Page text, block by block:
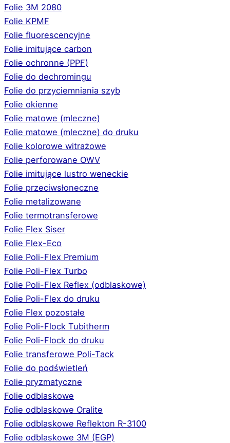
Folie 3M 2080
Folie KPMF
Folie fluorescencyjne
Folie imitujące carbon
Folie ochronne (PPF)
Folie do dechromingu
Folie do przyciemniania szyb
Folie okienne
Folie matowe (mleczne)
Folie matowe (mleczne) do druku
Folie kolorowe witrażowe
Folie perforowane OWV
Folie imitujące lustro weneckie
Folie przeciwsłoneczne
Folie metalizowane
Folie termotransferowe
Folie Flex Siser
Folie Flex-Eco
Folie Poli-Flex Premium
Folie Poli-Flex Turbo
Folie Poli-Flex Reflex (odblaskowe)
Folie Poli-Flex do druku
Folie Flex pozostałe
Folie Poli-Flock Tubitherm
Folie Poli-Flock do druku
Folie transferowe Poli-Tack
Folie do podświetleń
Folie pryzmatyczne
Folie odblaskowe
Folie odblaskowe Oralite
Folie odblaskowe Reflekton R-3100
Folie odblaskowe 3M (EGP)